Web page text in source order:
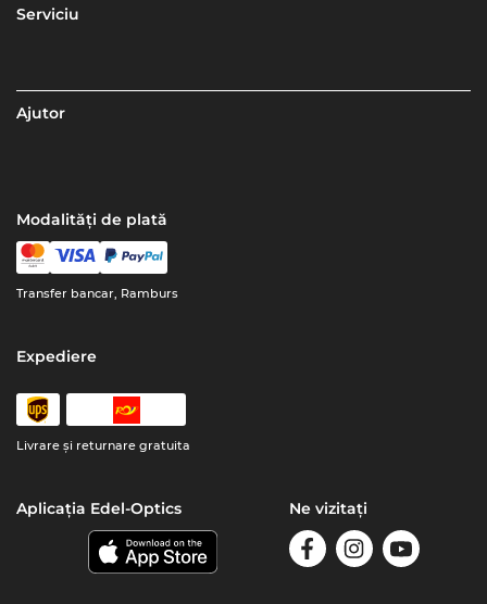
Serviciu
Ajutor
Modalități de plată
Transfer bancar, Ramburs
Expediere
Livrare şi returnare gratuita
Aplicația Edel-Optics Ne vizitați